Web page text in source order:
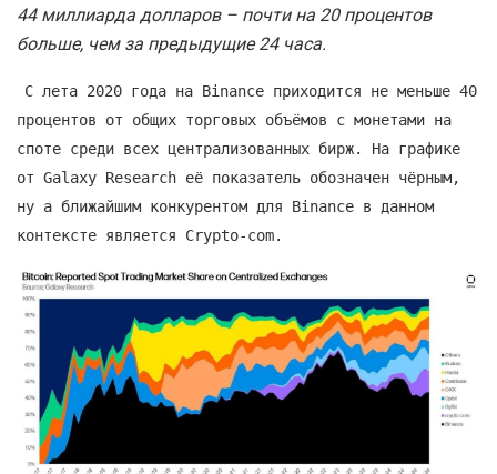
44 миллиарда долларов – почти на 20 процентов
больше, чем за предыдущие 24 часа.
С лета 2020 года на Binance приходится не меньше 40
процентов от общих торговых объёмов с монетами на
споте среди всех централизованных бирж. На графике
от Galaxy Research её показатель обозначен чёрным,
ну а ближайшим конкурентом для Binance в данном
контексте является Crypto-com.